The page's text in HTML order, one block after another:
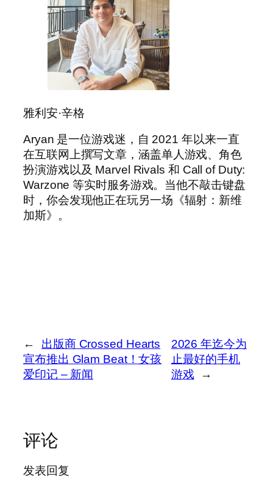
雅利安·辛格
Aryan 是一位游戏迷，自 2021 年以来一直
在互联网上撰写文章，涵盖单人游戏、角色
扮演游戏以及 Marvel Rivals 和 Call of Duty:
Warzone 等实时服务游戏。当他不敲击键盘
时，你会发现他正在玩另一场《辐射：新维
加斯》。
←
出版商 Crossed Hearts
宣布推出 Glam Beat！女孩
爱印记 – 新闻
2026 年迄今为
止最好的手机
游戏
→
评论
发表回复